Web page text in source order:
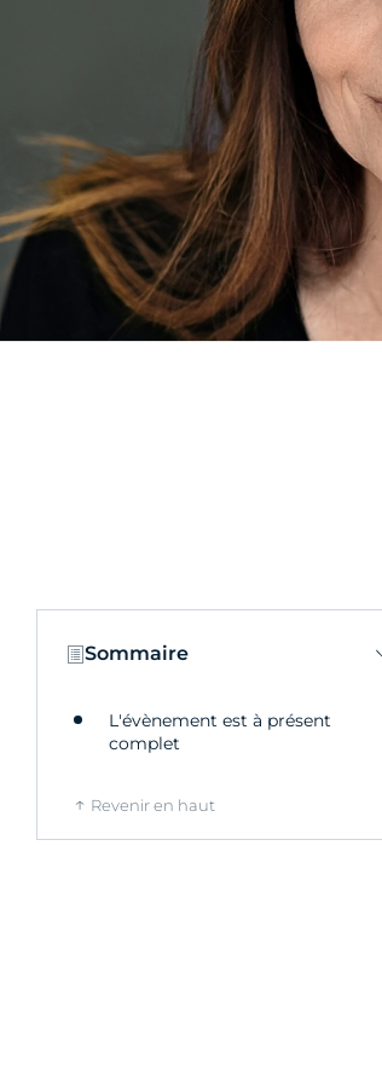
Sommaire
L'évènement est à présent
complet
Revenir en haut